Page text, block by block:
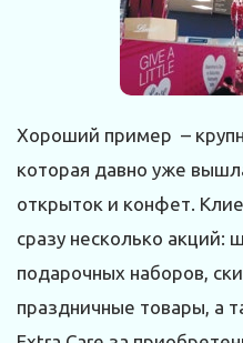
Хороший пример –
которая давно уже
открыток и конфет.
сразу несколько акций:
подарочных наборов,
праздничные товары, а